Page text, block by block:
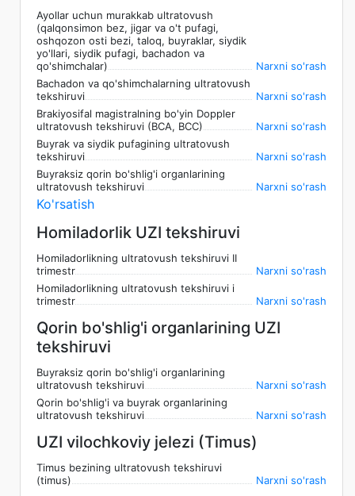
Ayollar uchun murakkab ultratovush
(qalqonsimon bez, jigar va o't pufagi,
oshqozon osti bezi, taloq, buyraklar, siydik
yo'llari, siydik pufagi, bachadon va
qo'shimchalar)
Narxni so'rash
Bachadon va qo'shimchalarning ultratovush
tekshiruvi
Narxni so'rash
Brakiyosifal magistralning bo'yin Doppler
ultratovush tekshiruvi (BCA, BCC)
Narxni so'rash
Buyrak va siydik pufagining ultratovush
tekshiruvi
Narxni so'rash
Buyraksiz qorin bo'shlig'i organlarining
ultratovush tekshiruvi
Narxni so'rash
Ko'rsatish
Homiladorlik UZI tekshiruvi
Homiladorlikning ultratovush tekshiruvi II
trimestr
Narxni so'rash
Homiladorlikning ultratovush tekshiruvi i
trimestr
Narxni so'rash
Qorin bo'shlig'i organlarining UZI
tekshiruvi
Buyraksiz qorin bo'shlig'i organlarining
ultratovush tekshiruvi
Narxni so'rash
Qorin bo'shlig'i va buyrak organlarining
ultratovush tekshiruvi
Narxni so'rash
UZI vilochkoviy jelezi (Timus)
Timus bezining ultratovush tekshiruvi
(timus)
Narxni so'rash